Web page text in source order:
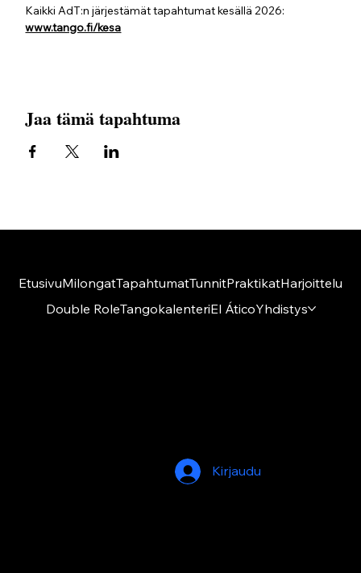
Kaikki AdT:n järjestämät tapahtumat kesällä 2026:
www.tango.fi/kesa
Jaa tämä tapahtuma
EtusivuMilongatTapahtumatTunnitPraktikatHarjoittelu
Double RoleTangokalenteriEl ÁticoYhdistys
Kirjaudu